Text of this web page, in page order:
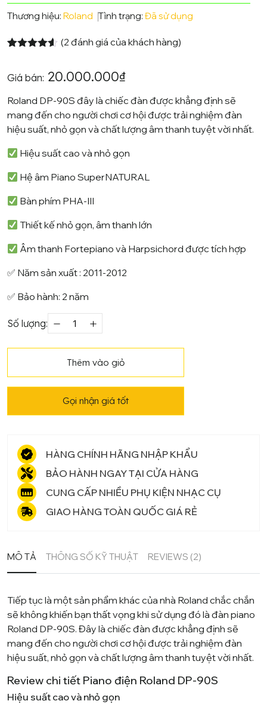
Thương hiệu: Roland Tình trạng: Đã sử dụng
đánh giá
(2 đánh giá của khách hàng)
Giá bán: 20.000.000₫
Roland DP-90S đây là chiếc đàn được khẳng định sẽ
mang đến cho người chơi cơ hội được trải nghiệm đàn
hiệu suất, nhỏ gọn và chất lượng âm thanh tuyệt vời nhất.
Hiệu suất cao và nhỏ gọn
Hệ âm Piano SuperNATURAL
Bàn phím PHA-III
Thiết kế nhỏ gọn, âm thanh lớn
Âm thanh Fortepiano và Harpsichord được tích hợp
✅ Năm sản xuất : 2011-2012
✅ Bảo hành: 2 năm
Số lượng:
Piano
Roland
90S
số
lượng
Thêm vào giỏ
Gọi nhận giá tốt
HÀNG CHÍNH HÃNG NHẬP KHẨU
BẢO HÀNH NGAY TẠI CỬA HÀNG
CUNG CẤP NHIỀU PHỤ KIỆN NHẠC CỤ
GIAO HÀNG TOÀN QUỐC GIÁ RẺ
MÔ TẢ THÔNG SỐ KỸ THUẬT REVIEWS (2)
Tiếp tục là một sản phẩm khác của nhà Roland chắc chắn
sẽ không khiến bạn thất vọng khi sử dụng đó là đàn piano
Roland DP-90S. Đây là chiếc đàn được khẳng định sẽ
mang đến cho người chơi cơ hội được trải nghiệm đàn
hiệu suất, nhỏ gọn và chất lượng âm thanh tuyệt vời nhất.
Review chi tiết Piano điện Roland DP-90S
Hiệu suất cao và nhỏ gọn